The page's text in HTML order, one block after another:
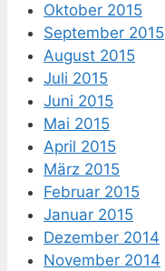
Oktober 2015
September 2015
August 2015
Juli 2015
Juni 2015
Mai 2015
April 2015
März 2015
Februar 2015
Januar 2015
Dezember 2014
November 2014